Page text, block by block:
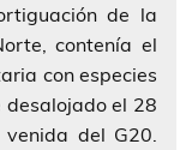
de la
contenía el
con especies
desalojado el 28
del G20.